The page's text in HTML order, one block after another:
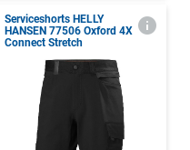
Serviceshorts HELLY
HANSEN 77506 Oxford 4X
Connect Stretch